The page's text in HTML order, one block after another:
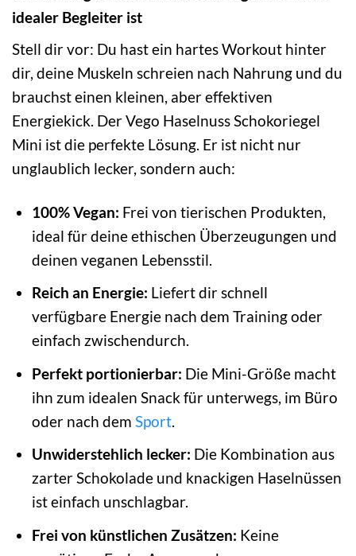
idealer Begleiter ist
Stell dir vor: Du hast ein hartes Workout hinter
dir, deine Muskeln schreien nach Nahrung und du
brauchst einen kleinen, aber effektiven
Energiekick. Der Vego Haselnuss Schokoriegel
Mini ist die perfekte Lösung. Er ist nicht nur
unglaublich lecker, sondern auch:
100% Vegan: Frei von tierischen Produkten,
ideal für deine ethischen Überzeugungen und
deinen veganen Lebensstil.
Reich an Energie: Liefert dir schnell
verfügbare Energie nach dem Training oder
einfach zwischendurch.
Perfekt portionierbar: Die Mini-Größe macht
ihn zum idealen Snack für unterwegs, im Büro
oder nach dem Sport.
Unwiderstehlich lecker: Die Kombination aus
zarter Schokolade und knackigen Haselnüssen
ist einfach unschlagbar.
Frei von künstlichen Zusätzen: Keine